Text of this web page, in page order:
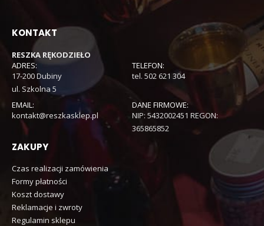
KONTAKT
RESZKA RĘKODZIEŁO
ADRES:
17-200 Dubiny
ul. Szkolna 5
TELEFON:
tel. 502 621 304
EMAIL:
kontakt@reszkasklep.pl
DANE FIRMOWE:
NIP: 5432002451 REGON:
365865852
ZAKUPY
Czas realizacji zamówienia
Formy płatności
Koszt dostawy
Reklamacje i zwroty
Regulamin sklepu